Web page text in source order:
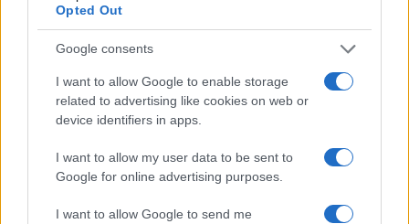
Opted Out
Google consents
I want to allow Google to enable storage
related to advertising like cookies on web or
device identifiers in apps.
I want to allow my user data to be sent to
Google for online advertising purposes.
I want to allow Google to send me
ΕΤΙΚΕΤΕΣ Hino Mitsubishi Fuso